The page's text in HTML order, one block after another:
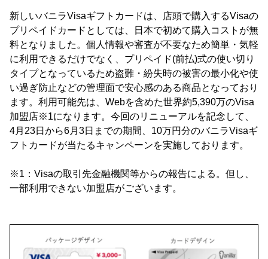
新しいバニラVisaギフトカードは、店頭で購入するVisaの
プリペイドカードとしては、日本で初めて購入コストが無
料となりました。個人情報や審査が不要なため簡単・気軽
に利用できるだけでなく、プリペイド(前払)式の使い切り
タイプとなっているため盗難・紛失時の被害の最小化や使
い過ぎ防止などの管理面で安心感のある商品となっており
ます。利用可能先は、Webを含めた世界約5,390万のVisa
加盟店※1になります。今回のリニューアルを記念して、
4月23日から6月3日までの期間、10万円分のバニラVisaギ
フトカードが当たるキャンペーンを実施しております。
※1：Visaの取引先金融機関等からの報告による。但し、
一部利用できない加盟店がございます。